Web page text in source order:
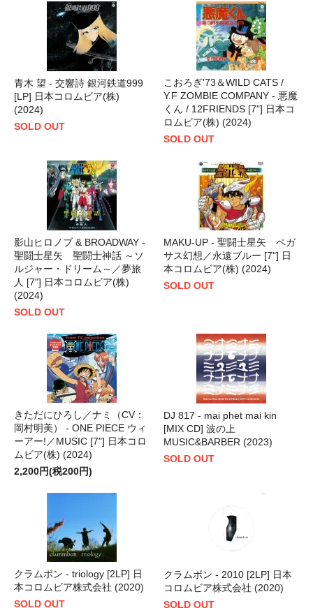
青木 望 - 交響詩 銀河鉄道999
[LP] 日本コロムビア(株)
(2024)
SOLD OUT
こおろぎ'73＆WILD CATS /
Y.F ZOMBIE COMPANY - 悪魔
くん / 12FRIENDS [7"] 日本コ
ロムビア(株) (2024)
SOLD OUT
影山ヒロノブ & BROADWAY -
聖闘士星矢 聖闘士神話 ～ソ
ルジャー・ドリーム～／夢旅
人 [7"] 日本コロムビア(株)
(2024)
SOLD OUT
MAKU-UP - 聖闘士星矢 ペガ
サス幻想／永遠ブルー [7"] 日
本コロムビア(株) (2024)
SOLD OUT
きただにひろし／ナミ（CV：
岡村明美） - ONE PIECE ウィ
ーアー!／MUSIC [7"] 日本コロ
ムビア(株) (2024)
2,200円(税200円)
DJ 817 - mai phet mai kin
[MIX CD] 波の上
MUSIC&BARBER (2023)
SOLD OUT
クラムボン - triology [2LP] 日
本コロムビア株式会社 (2020)
SOLD OUT
クラムボン - 2010 [2LP] 日本
コロムビア株式会社 (2020)
SOLD OUT